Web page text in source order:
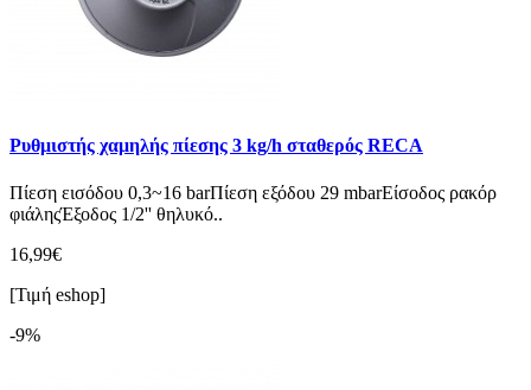
Ρυθμιστής χαμηλής πίεσης 3 kg/h σταθερός RECA
Πίεση εισόδου 0,3~16 barΠίεση εξόδου 29 mbarΕίσοδος ρακόρ
φιάληςΈξοδος 1/2'' θηλυκό..
16,99€
[Τιμή eshop]
-9%